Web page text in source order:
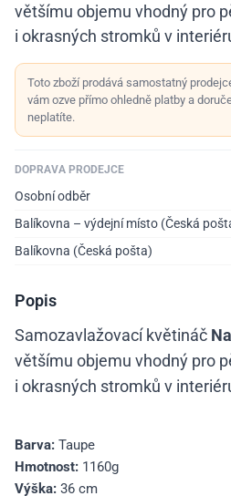
většímu objemu vhodný pro
i okrasných stromků v
Toto zboží prodává samostatný
vám ozve přímo ohledně platby a
neplatíte.
DOPRAVA PRODEJCE
Osobní odběr
Balíkovna – výdejní místo (Česká
Balíkovna (Česká pošta)
Popis
Samozavlažovací květináč
většímu objemu vhodný pro
i okrasných stromků v
Barva: Taupe
Hmotnost: 1160g
Výška: 36 cm